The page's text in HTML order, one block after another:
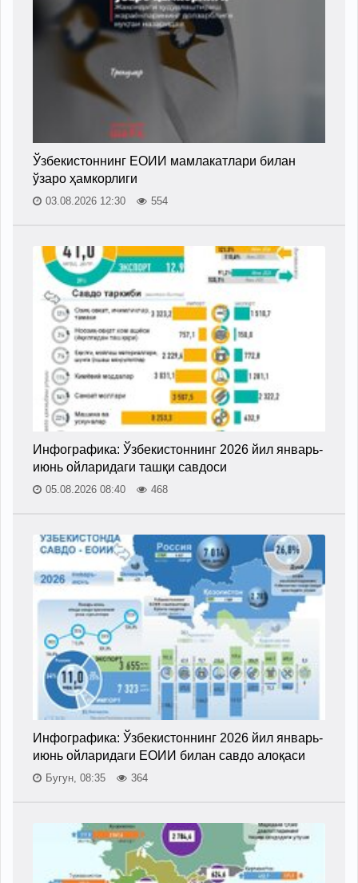
Ўзбекистоннинг ЕОИИ мамлакатлари билан
ўзаро ҳамкорлиги
03.08.2026 12:30 554
Инфографика: Ўзбекистоннинг 2026 йил январь-
июнь ойларидаги ташқи савдоси
05.08.2026 08:40 468
Инфографика: Ўзбекистоннинг 2026 йил январь-
июнь ойларидаги ЕОИИ билан савдо алоқаси
Бугун, 08:35 364